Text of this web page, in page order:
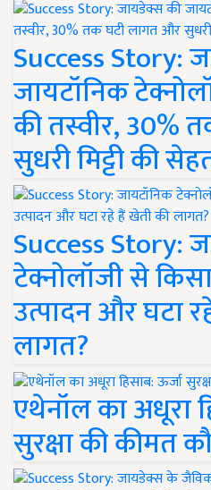
Success Story:
जायटॉनिक
की तस्वीर, 30%
सुधरी मिट्टी की
Success Story:
टेक्नोलॉजी से
उत्पादन और घटा
लागत?
एथेनॉल का अधूरा
सुरक्षा की कीमत